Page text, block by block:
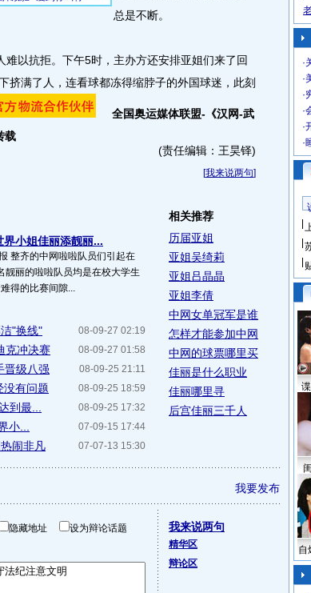
总是不断。
以抗拒。下午5时，主办方还安排亚姐们来了回
挤满了人，连看球都冻得缩脖子的外国球迷，此刻
全国奥运媒体联盟-《汉网-武
载
(责任编辑：王昊铎)
[我来说两句]
小姐佳丽添靓丽...
整齐的中网啦啦队员们引起在
靓丽的啦啦队员均是在校大学生
得的比赛间隙...
08-09-27 02:19
"换线"
08-09-27 01:58
克冲决赛
08-09-25 21:11
晋级八强
08-09-25 18:59
没有问题
08-09-25 17:32
到最...
07-09-15 17:44
小...
07-07-13 15:30
闹非凡
相关推荐
历届亚姐
亚姐吴绮莉
亚姐吕晶晶
亚姐李倩
中网女单冠军是谁
怎样才能参加中网
中网的球票哪里买
佳丽是什么职业
佳丽哪里寻
后宫佳丽三千人
我要发布
隐藏地址 设为辩论话题 我来说两句
精华区
辩论区
·
·
·
·
·
·
自